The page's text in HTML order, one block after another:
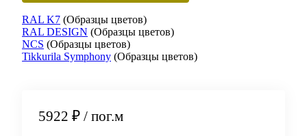
RAL K7 (Образцы цветов)
RAL DESIGN (Образцы цветов)
NCS (Образцы цветов)
Tikkurila Symphony (Образцы цветов)
5922 ₽ / пог.м